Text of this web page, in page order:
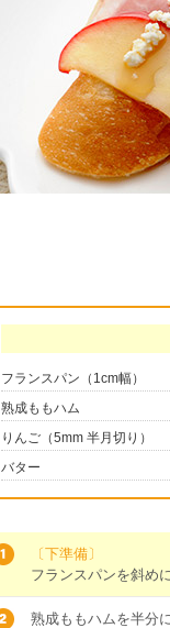
フランスパン（1cm幅）
熟成ももハム
りんご（5mm 半月切り）
バター
〔下準備〕
フランスパンを斜め
熟成ももハムを半分